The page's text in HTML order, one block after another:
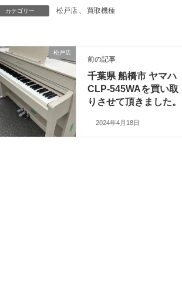
カテゴリー 松戸店 、 買取機種
松戸店
前の記事
千葉県 船橋市 ヤマハ
CLP-545WAを買い取
りさせて頂きました。
2024年4月18日